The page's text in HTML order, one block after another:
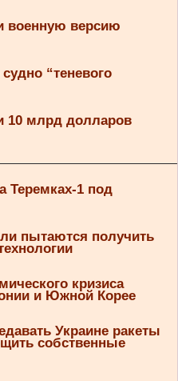
военную версию
“теневого
10 млрд долларов
Теремках-1 под
пытаются получить
кризиса
и Южной Корее
Украине ракеты
собственные